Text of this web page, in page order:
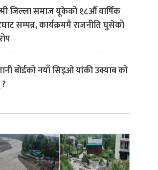
जिल्ला समाज यूकेको १८औँ वार्षिक
सम्पन्न, कार्यक्रममै राजनीति घुसेको
बोर्डको नयाँ सिइओ यांकी उक्याब को